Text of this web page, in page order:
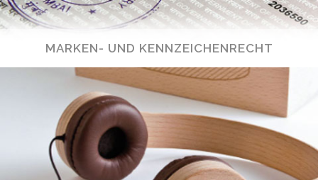
MARKEN- UND KENNZEICHENRECHT